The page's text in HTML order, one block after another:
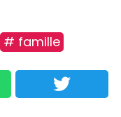
# famille